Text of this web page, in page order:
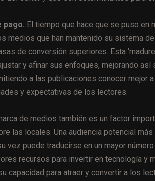
pago. El tiempo que hace que se puso en
medios que han mantenido su sistema
de conversión superiores. Esta
y afinar sus enfoques, mejorando así
a las publicaciones conocer mejor
y expectativas de los lectores.
de medios también es un factor
las locales. Una audiencia potencial
vez puede traducirse en un mayor
recursos para invertir en tecnología y
capacidad para atraer y convertir a los